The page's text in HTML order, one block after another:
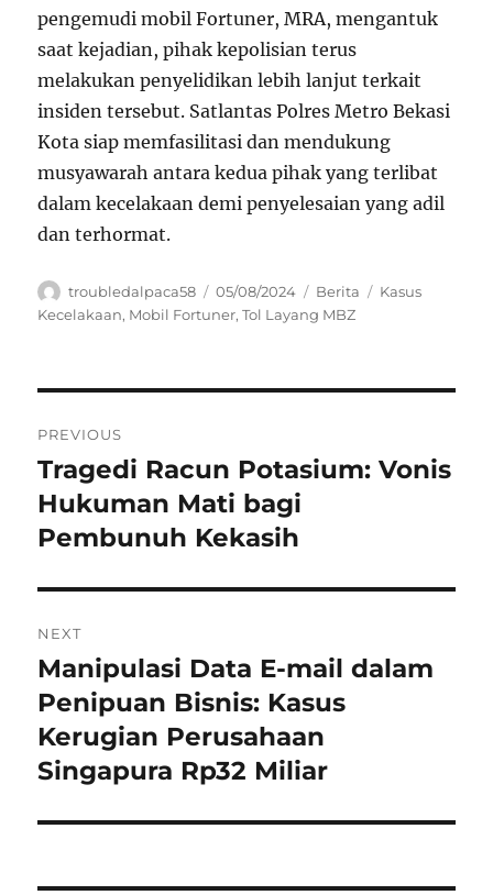
pengemudi mobil Fortuner, MRA, mengantuk
saat kejadian, pihak kepolisian terus
melakukan penyelidikan lebih lanjut terkait
insiden tersebut. Satlantas Polres Metro Bekasi
Kota siap memfasilitasi dan mendukung
musyawarah antara kedua pihak yang terlibat
dalam kecelakaan demi penyelesaian yang adil
dan terhormat.
Author
troubledalpaca58
Posted
on
05/08/2024 Categories
Berita Tags
Kasus
Kecelakaan, Mobil Fortuner,Tol Layang MBZ
pos
PREVIOUS
Previous
post:
Tragedi Racun Potasium: Vonis
Hukuman Mati bagi
Pembunuh Kekasih
NEXT
Next
post:
Manipulasi Data E-mail dalam
Penipuan Bisnis: Kasus
Kerugian Perusahaan
Singapura Rp32 Miliar